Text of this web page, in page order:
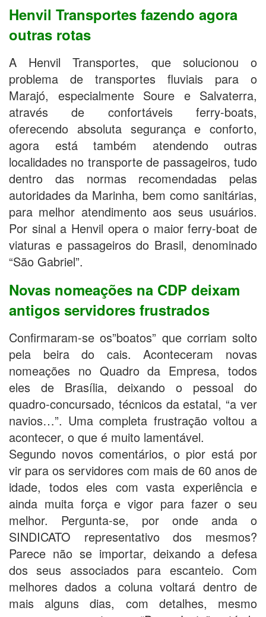
Henvil Transportes fazendo agora
outras rotas
A Henvil Transportes, que solucionou o
problema de transportes fluviais para o
Marajó, especialmente Soure e Salvaterra,
através de confortáveis ferry-boats,
oferecendo absoluta segurança e conforto,
agora está também atendendo outras
localidades no transporte de passageiros, tudo
dentro das normas recomendadas pelas
autoridades da Marinha, bem como sanitárias,
para melhor atendimento aos seus usuários.
Por sinal a Henvil opera o maior ferry-boat de
viaturas e passageiros do Brasil, denominado
“São Gabriel”.
Novas nomeações na CDP deixam
antigos servidores frustrados
Confirmaram-se os”boatos” que corriam solto
pela beira do cais. Aconteceram novas
nomeações no Quadro da Empresa, todos
eles de Brasília, deixando o pessoal do
quadro-concursado, técnicos da estatal, “a ver
navios…”. Uma completa frustração voltou a
acontecer, o que é muito lamentável.
Segundo novos comentários, o pior está por
vir para os servidores com mais de 60 anos de
idade, todos eles com vasta experiência e
ainda muita força e vigor para fazer o seu
melhor. Pergunta-se, por onde anda o
SINDICATO representativo dos mesmos?
Parece não se importar, deixando a defesa
dos seus associados para escanteio. Com
melhores dados a coluna voltará dentro de
mais alguns dias, com detalhes, mesmo